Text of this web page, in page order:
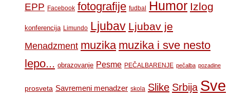
EPP Facebook fotografije fudbal Humor Izlog
konferencija Limundo Ljubav Ljubav je
Menadzment muzika muzika i sve nesto
lepo... obrazovanje Pesme PEČALBARENJE pečalba pozadine
prosveta Savremeni menadzer skola Slike Srbija Sve